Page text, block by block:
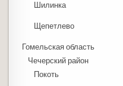
Шилинка
Щепетлево
Гомельская область
Чечерский район
Покоть